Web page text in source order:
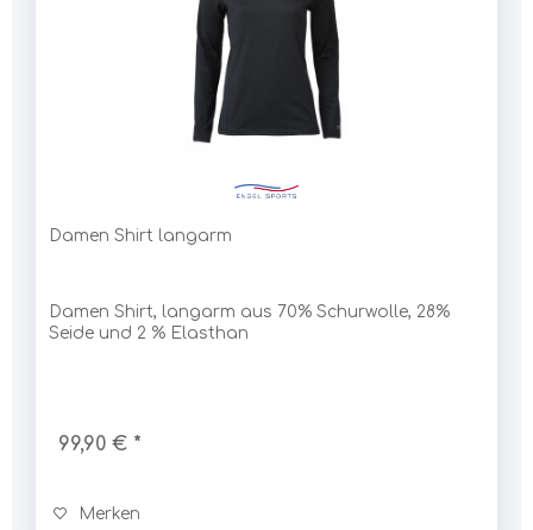
Damen Shirt langarm
Damen Shirt, langarm aus 70% Schurwolle, 28%
Seide und 2 % Elasthan
99,90 € *
Merken